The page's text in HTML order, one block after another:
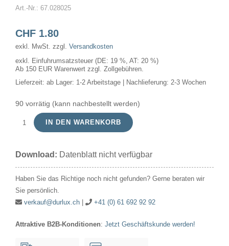
Art.-Nr.: 67.028025
CHF1.80
exkl. MwSt. zzgl. Versandkosten
exkl. Einfuhrumsatzsteuer (DE: 19 %, AT: 20 %)
Ab 150 EUR Warenwert zzgl. Zollgebühren.
Lieferzeit: ab Lager: 1-2 Arbeitstage | Nachlieferung: 2-3 Wochen
90 vorrätig (kann nachbestellt werden)
Signallampe
28V
5.7x17.5mm
E5.5
IN DEN WARENKORB
Download: Datenblatt nicht verfügbar
Haben Sie das Richtige noch nicht gefunden? Gerne beraten wir
Sie persönlich.
verkauf@durlux.ch| +41 (0) 61 692 92 92
Attraktive B2B-Konditionen: Jetzt Geschäftskunde werden!